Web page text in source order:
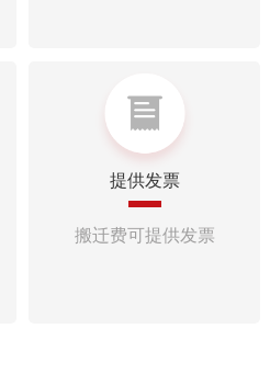
提供发票
搬迁费可提供发票